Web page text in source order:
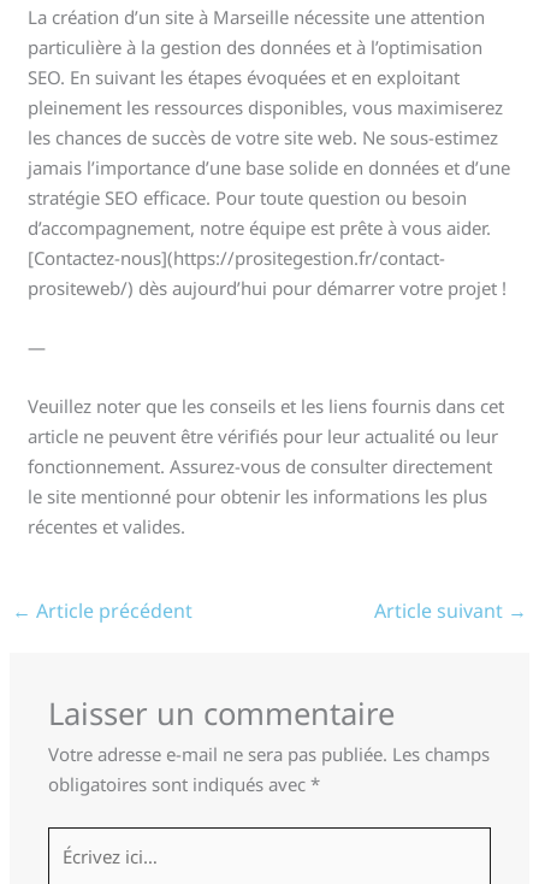
La création d’un site à Marseille nécessite une attention
particulière à la gestion des données et à l’optimisation
SEO. En suivant les étapes évoquées et en exploitant
pleinement les ressources disponibles, vous maximiserez
les chances de succès de votre site web. Ne sous-estimez
jamais l’importance d’une base solide en données et d’une
stratégie SEO efficace. Pour toute question ou besoin
d’accompagnement, notre équipe est prête à vous aider.
[Contactez-nous](https://prositegestion.fr/contact-
prositeweb/) dès aujourd’hui pour démarrer votre projet !
—
Veuillez noter que les conseils et les liens fournis dans cet
article ne peuvent être vérifiés pour leur actualité ou leur
fonctionnement. Assurez-vous de consulter directement
le site mentionné pour obtenir les informations les plus
récentes et valides.
← Article précédent Article suivant →
Laisser un commentaire
Votre adresse e-mail ne sera pas publiée. Les champs
obligatoires sont indiqués avec*
Écrivez
ici…